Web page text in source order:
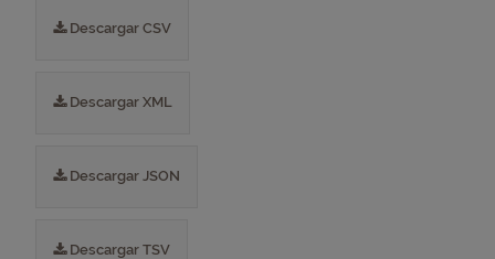
Descargar CSV
Descargar XML
Descargar JSON
Descargar TSV